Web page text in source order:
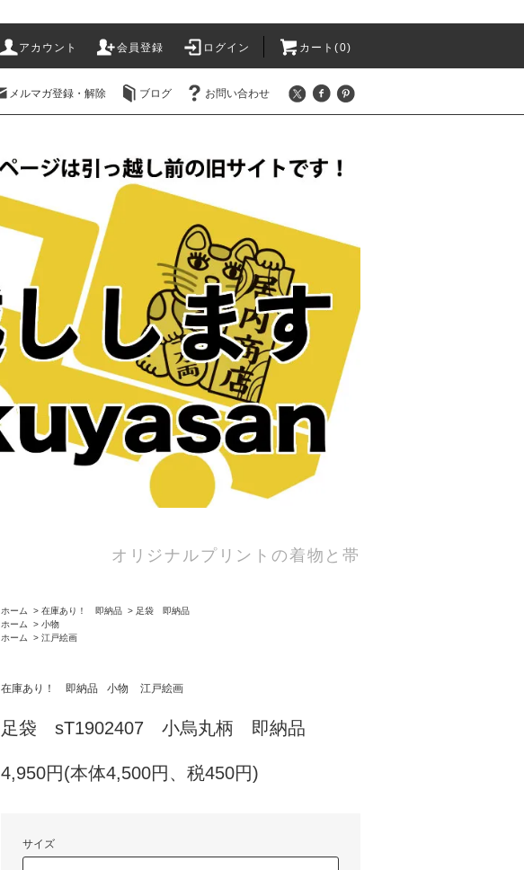
アカウント 会員登録 ログイン カート(0)
メルマガ登録・解除 ブログ お問い合わせ
オリジナルプリントの着物と帯
ホーム > 在庫あり！ 即納品 > 足袋 即納品
ホーム
> 小物
ホーム
> 江戸絵画
在庫あり！ 即納品 小物 江戸絵画
足袋 sT1902407 小烏丸柄 即納品
4,950円(本体4,500円、税450円)
サイズ